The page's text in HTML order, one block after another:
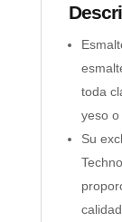
toda
yeso o
Su